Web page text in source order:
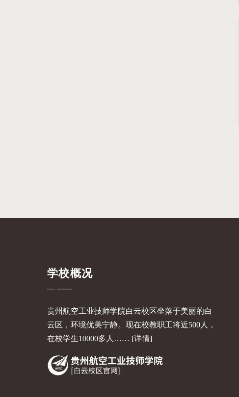
学校概况
贵州航空工业技师学院白云校区坐落于美丽的白
云区，环境优美宁静。现在校教职工将近500人，
在校学生10000多人…… [详情]